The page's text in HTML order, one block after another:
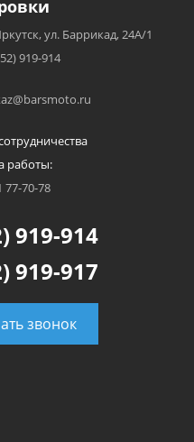
ул. Баррикад, 24А/1
919-914
работы:
77-70-78
919-914
919-917
звонок